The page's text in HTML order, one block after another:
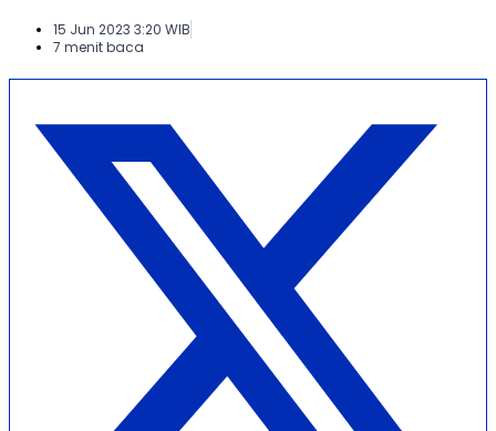
15 Jun 2023 3:20 WIB
7 menit baca